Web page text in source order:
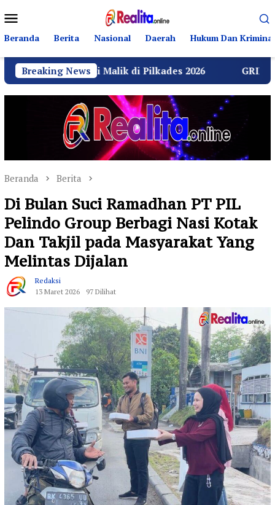
ke
kontenMobile
Beranda Berita Nasional Daerah Hukum Dan Kriminal
Breaking News
Malik di Pilkades 2026 GRIB Jaya
Beranda Berita
Di Bulan Suci Ramadhan PT PIL
Pelindo Group Berbagi Nasi Kotak
Dan Takjil pada Masyarakat Yang
Melintas Dijalan
Redaksi
13 Maret 2026
97 Dilihat